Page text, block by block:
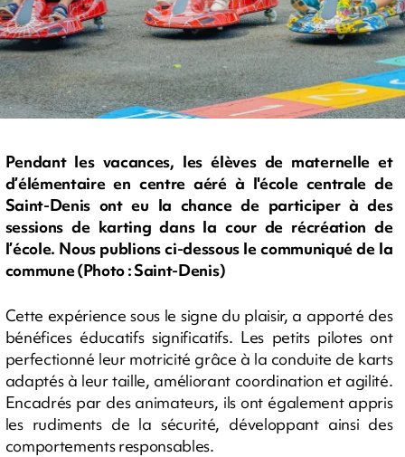
Pendant les vacances, les élèves de maternelle et
d’élémentaire en centre aéré à l'école centrale de
Saint-Denis ont eu la chance de participer à des
sessions de karting dans la cour de récréation de
l’école. Nous publions ci-dessous le communiqué de la
commune (Photo : Saint-Denis)
Cette expérience sous le signe du plaisir, a apporté des
bénéfices éducatifs significatifs. Les petits pilotes ont
perfectionné leur motricité grâce à la conduite de karts
adaptés à leur taille, améliorant coordination et agilité.
Encadrés par des animateurs, ils ont également appris
les rudiments de la sécurité, développant ainsi des
comportements responsables.